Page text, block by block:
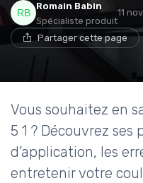
Romain Babin
Spécialiste produit
11
Partager cette page
Vous souhaitez en
5 1 ? Découvrez
d’application, les
entretenir votre